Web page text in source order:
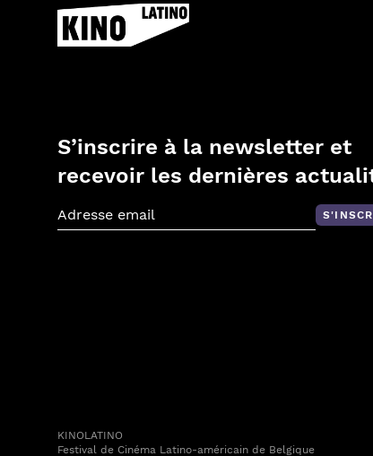
S’inscrire à la newsletter et
recevoir les dernières
Adresse email
KINOLATINO
Festival de Cinéma Latino-américain de Belgique